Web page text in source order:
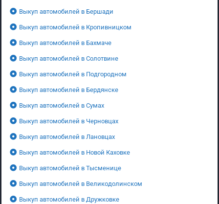
Выкуп автомобилей в Бершади
Выкуп автомобилей в Кропивницком
Выкуп автомобилей в Бахмаче
Выкуп автомобилей в Солотвине
Выкуп автомобилей в Подгородном
Выкуп автомобилей в Бердянске
Выкуп автомобилей в Сумах
Выкуп автомобилей в Черновцах
Выкуп автомобилей в Лановцах
Выкуп автомобилей в Новой Каховке
Выкуп автомобилей в Тысменице
Выкуп автомобилей в Великодолинском
Выкуп автомобилей в Дружковке